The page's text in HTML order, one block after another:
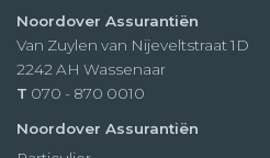
Noordover Assurantiën
Van Zuylen van Nijeveltstraat 1D
2242 AH Wassenaar
T 070 - 870 0010
Noordover Assurantiën